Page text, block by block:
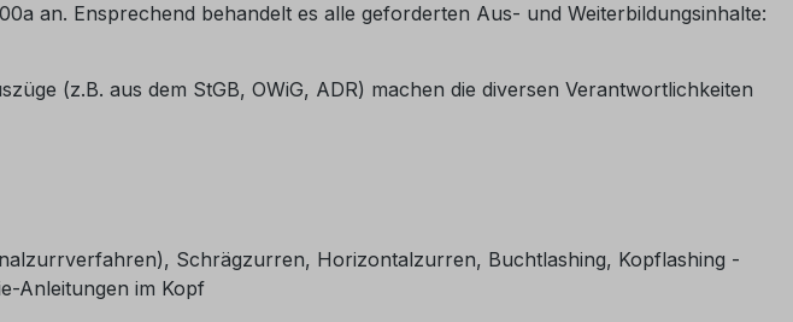
an. Ensprechend behandelt es alle geforderten Aus- und Weiterbildungsinhalte:
(z.B. aus dem StGB, OWiG, ADR) machen die diversen Verantwortlichkeiten
Schrägzurren, Horizontalzurren, Buchtlashing, Kopflashing -
Anleitungen im Kopf